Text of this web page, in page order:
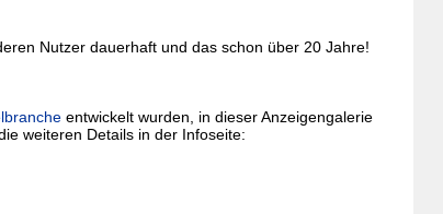
Nutzer dauerhaft und das schon über 20 Jahre!
entwickelt wurden, in dieser Anzeigengalerie
weiteren Details in der Infoseite: